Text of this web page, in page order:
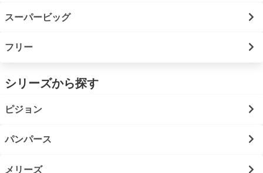
スーパービッグ
フリー
シリーズから探す
ピジョン
パンパース
メリーズ